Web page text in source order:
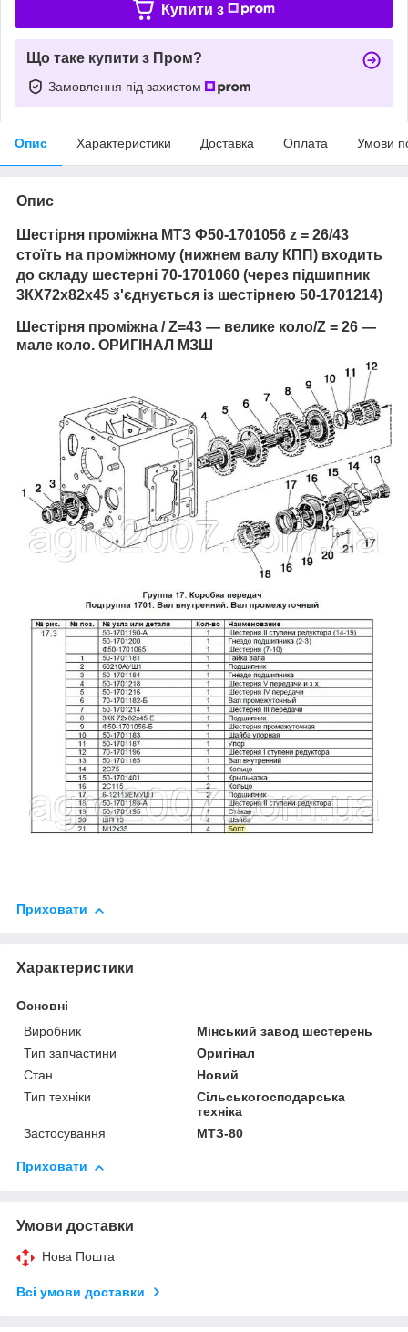
Купити з
Що таке купити з Пром?
Замовлення під захистом
Опис Характеристики Доставка Оплата Умови
Опис
Шестірня проміжна МТЗ Ф50-1701056 z = 26/43
стоїть на проміжному (нижнем валу КПП) входить
до складу шестерні 70-1701060 (через підшипник
3КХ72х82х45 з'єднується із шестірнею 50-1701214)
Шестірня проміжна / Z=43 — велике коло/Z = 26 —
мале коло. ОРИГІНАЛ МЗШ
Приховати
Характеристики
Основні
Виробник
Мінський завод шестерень
Тип запчастини
Оригінал
Стан
Новий
Тип техніки
Сільськогосподарська
техніка
Застосування
МТЗ-80
Приховати
Умови доставки
Нова Пошта
Всі умови доставки